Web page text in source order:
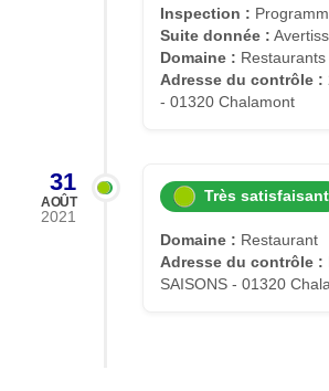
Inspection :
Suite donnée :
Domaine : Restaurants
Adresse du contrôle :
- 01320 Chalamont
31
AOÛT
2021
Très satisfaisant
Domaine : Restaurant
Adresse du contrôle :
SAISONS - 01320